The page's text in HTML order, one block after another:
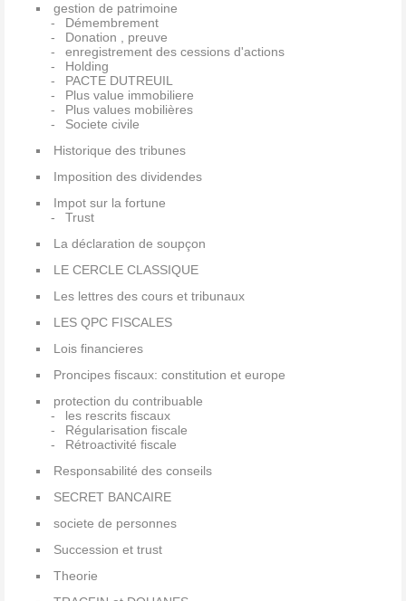
gestion de patrimoine
Démembrement
Donation , preuve
enregistrement des cessions d'actions
Holding
PACTE DUTREUIL
Plus value immobiliere
Plus values mobilières
Societe civile
Historique des tribunes
Imposition des dividendes
Impot sur la fortune
Trust
La déclaration de soupçon
LE CERCLE CLASSIQUE
Les lettres des cours et tribunaux
LES QPC FISCALES
Lois financieres
Proncipes fiscaux: constitution et europe
protection du contribuable
les rescrits fiscaux
Régularisation fiscale
Rétroactivité fiscale
Responsabilité des conseils
SECRET BANCAIRE
societe de personnes
Succession et trust
Theorie